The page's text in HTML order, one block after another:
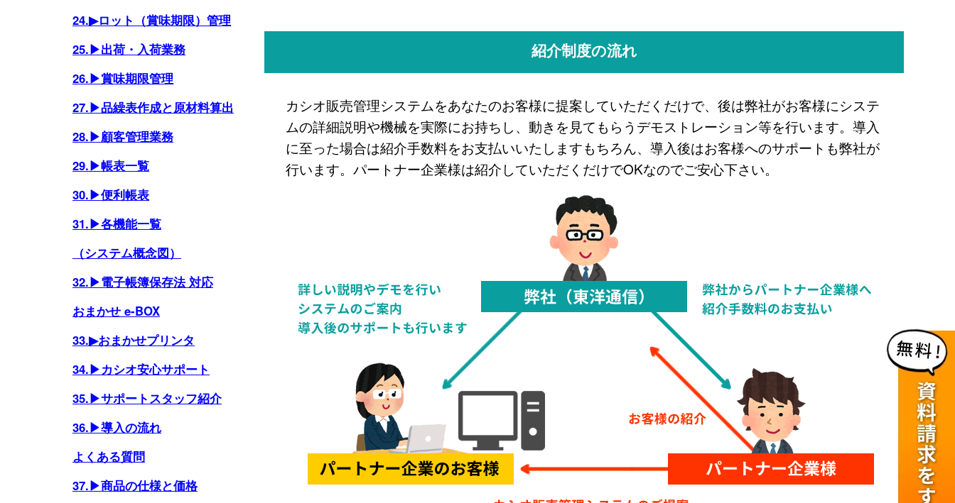
紹介制度の流れ
カシオ販売管理システムをあなたのお客様に提案していただくだけで、後は弊社がお客様にシステ
ムの詳細説明や機械を実際にお持ちし、動きを見てもらうデモストレーション等を行います。導入
に至った場合は紹介手数料をお支払いいたしますもちろん、導入後はお客様へのサポートも弊社が
行います。パートナー企業様は紹介していただくだけでOKなのでご安心下さい。
24.▶ロット（賞味期限）管理
25.▶出荷・入荷業務
26.▶賞味期限管理
27.▶品繰表作成と原材料算出
28.▶顧客管理業務
29.▶帳表一覧
30.▶便利帳表
31.▶各機能一覧
（システム概念図）
32.▶電子帳簿保存法 対応
おまかせ e-BOX
33.▶おまかせプリンタ
34.▶カシオ安心サポート
35.▶サポートスタッフ紹介
36.▶導入の流れ
よくある質問
37.▶商品の仕様と価格